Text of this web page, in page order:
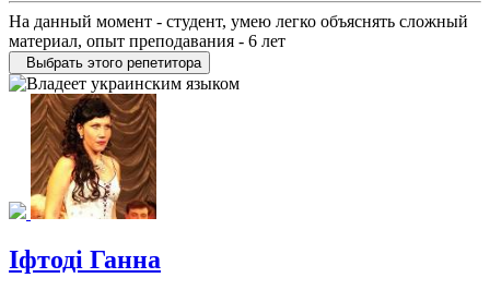
На данный момент - студент, умею легко объяснять сложный
материал, опыт преподавания - 6 лет
Выбрать этого репетитора
Іфтоді Ганна